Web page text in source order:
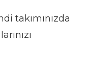
takımınızda